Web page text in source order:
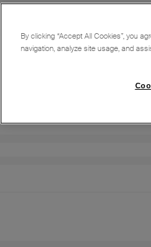
By clicking “Accept All Cookies”, you
navigation, analyze site usage, and